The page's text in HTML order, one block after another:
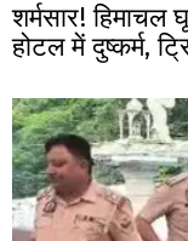
शर्मसार! हिमाचल
होटल में दुष्कर्म,